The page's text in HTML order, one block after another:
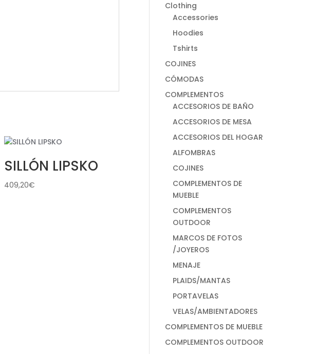
SILLÓN LIPSKO
409,20€
Clothing
Accessories
Hoodies
Tshirts
COJINES
CÓMODAS
COMPLEMENTOS
ACCESORIOS DE BAÑO
ACCESORIOS DE MESA
ACCESORIOS DEL HOGAR
ALFOMBRAS
COJINES
COMPLEMENTOS DE
MUEBLE
COMPLEMENTOS
OUTDOOR
MARCOS DE FOTOS
/JOYEROS
MENAJE
PLAIDS/MANTAS
PORTAVELAS
VELAS/AMBIENTADORES
COMPLEMENTOS DE MUEBLE
COMPLEMENTOS OUTDOOR